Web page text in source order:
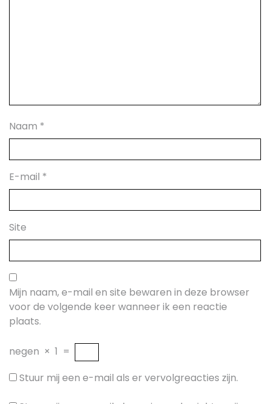
Naam *
E-mail *
Site
Mijn naam, e-mail en site bewaren in deze browser
voor de volgende keer wanneer ik een reactie
plaats.
negen × 1 =
Stuur mij een e-mail als er vervolgreacties zijn.